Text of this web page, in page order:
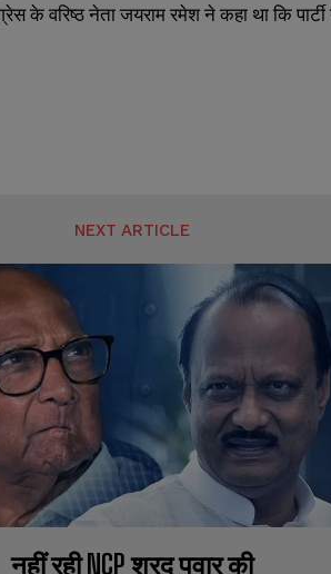
के वरिष्ठ नेता जयराम रमेश ने कहा था कि
NEXT ARTICLE
नहीं रही NCP शरद पवार की